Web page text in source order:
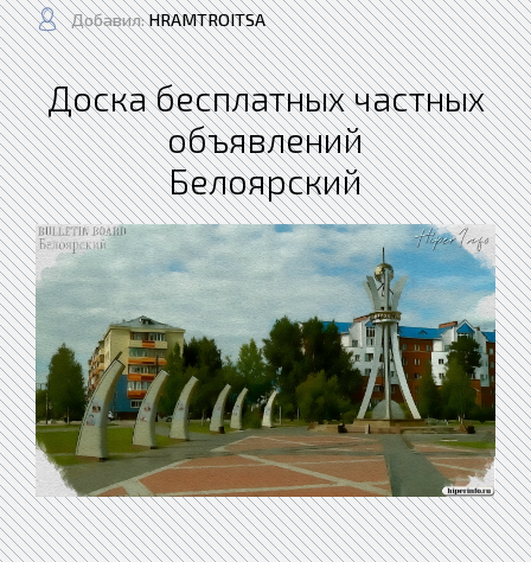
Добавил:HRAMTROITSA
Доска бесплатных частных
объявлений
Белоярский